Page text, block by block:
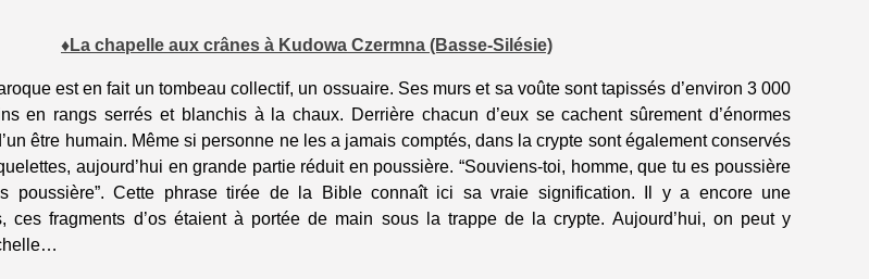
♦La chapelle aux crânes à Kudowa Czermna (Basse-Silésie)
est en fait un tombeau collectif, un ossuaire. Ses murs et sa voûte sont tapissés d’environ 3 000
en rangs serrés et blanchis à la chaux. Derrière chacun d’eux se cachent sûrement d’énormes
être humain. Même si personne ne les a jamais comptés, dans la crypte sont également conservés
aujourd’hui en grande partie réduit en poussière. “Souviens-toi, homme, que tu es poussière
poussière”. Cette phrase tirée de la Bible connaît ici sa vraie signification. Il y a encore une
ces fragments d’os étaient à portée de main sous la trappe de la crypte. Aujourd’hui, on peut y